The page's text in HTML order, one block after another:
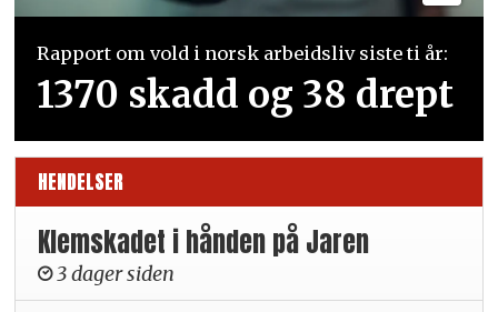
Rapport om vold i norsk arbeidsliv siste ti år:
1370 skadd og 38 drept
HENDELSER
Klemskadet i hånden på Jaren
3 dager siden